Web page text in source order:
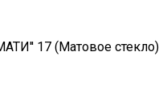
17 (Матовое стекло)